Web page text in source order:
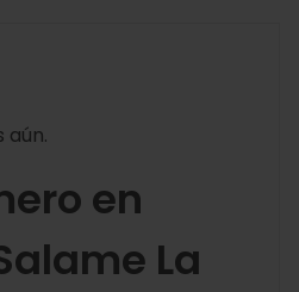
aún.
en
La